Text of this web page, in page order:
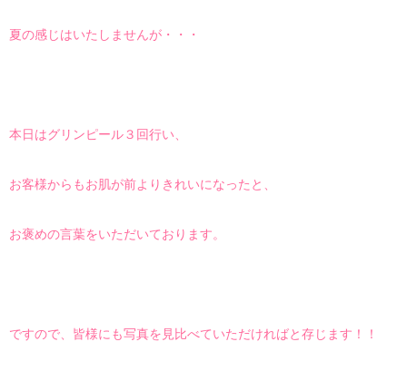
夏の感じはいたしませんが・・・
本日はグリンピール３回行い、
お客様からもお肌が前よりきれいになったと、
お褒めの言葉をいただいております。
ですので、皆様にも写真を見比べていただければと存じます！！